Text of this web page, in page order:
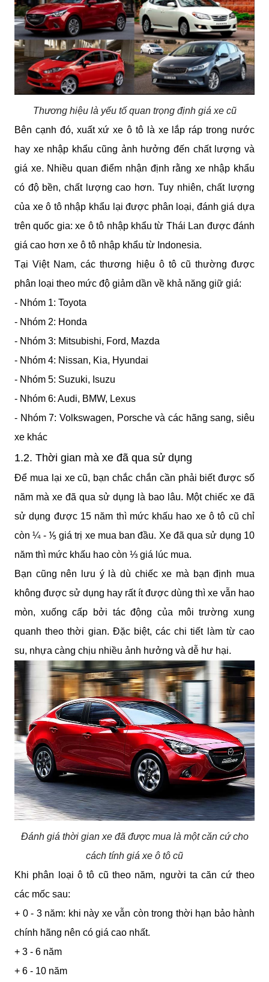
Thương hiệu là yếu tố quan trọng định giá xe cũ
Bên cạnh đó, xuất xứ xe ô tô là xe lắp ráp trong nước
hay xe nhập khẩu cũng ảnh hưởng đến chất lượng và
giá xe. Nhiều quan điểm nhận định rằng xe nhập khẩu
có độ bền, chất lượng cao hơn. Tuy nhiên, chất lượng
của xe ô tô nhập khẩu lại được phân loại, đánh giá dựa
trên quốc gia: xe ô tô nhập khẩu từ Thái Lan được đánh
giá cao hơn xe ô tô nhập khẩu từ Indonesia.
Tại Việt Nam, các thương hiệu ô tô cũ thường được
phân loại theo mức độ giảm dần về khả năng giữ giá:
- Nhóm 1: Toyota
- Nhóm 2: Honda
- Nhóm 3: Mitsubishi, Ford, Mazda
- Nhóm 4: Nissan, Kia, Hyundai
- Nhóm 5: Suzuki, Isuzu
- Nhóm 6: Audi, BMW, Lexus
- Nhóm 7: Volkswagen, Porsche và các hãng sang, siêu
xe khác
1.2. Thời gian mà xe đã qua sử dụng
Để mua lại xe cũ, bạn chắc chắn cần phải biết được số
năm mà xe đã qua sử dụng là bao lâu. Một chiếc xe đã
sử dụng được 15 năm thì mức khấu hao xe ô tô cũ chỉ
còn ¼ - ⅕ giá trị xe mua ban đầu. Xe đã qua sử dụng 10
năm thì mức khấu hao còn ⅓ giá lúc mua.
Bạn cũng nên lưu ý là dù chiếc xe mà bạn định mua
không được sử dụng hay rất ít được dùng thì xe vẫn hao
mòn, xuống cấp bởi tác động của môi trường xung
quanh theo thời gian. Đặc biệt, các chi tiết làm từ cao
su, nhựa càng chịu nhiều ảnh hưởng và dễ hư hại.
Đánh giá thời gian xe đã được mua là một căn cứ cho
cách tính giá xe ô tô cũ
Khi phân loại ô tô cũ theo năm, người ta căn cứ theo
các mốc sau:
+ 0 - 3 năm: khi này xe vẫn còn trong thời hạn bảo hành
chính hãng nên có giá cao nhất.
+ 3 - 6 năm
+ 6 - 10 năm